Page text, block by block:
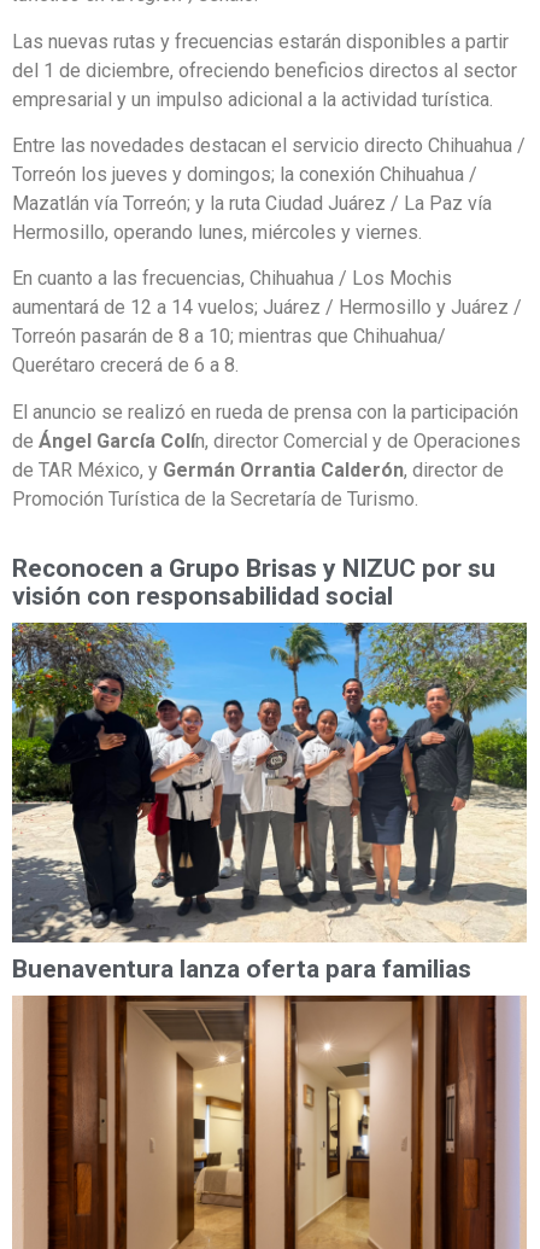
Las nuevas rutas y frecuencias estarán disponibles a partir
del 1 de diciembre, ofreciendo beneficios directos al sector
empresarial y un impulso adicional a la actividad turística.
Entre las novedades destacan el servicio directo Chihuahua /
Torreón los jueves y domingos; la conexión Chihuahua /
Mazatlán vía Torreón; y la ruta Ciudad Juárez / La Paz vía
Hermosillo, operando lunes, miércoles y viernes.
En cuanto a las frecuencias, Chihuahua / Los Mochis
aumentará de 12 a 14 vuelos; Juárez / Hermosillo y Juárez /
Torreón pasarán de 8 a 10; mientras que Chihuahua/
Querétaro crecerá de 6 a 8.
El anuncio se realizó en rueda de prensa con la participación
de Ángel García Colín, director Comercial y de Operaciones
de TAR México, y Germán Orrantia Calderón, director de
Promoción Turística de la Secretaría de Turismo.
Reconocen a Grupo Brisas y NIZUC por su
visión con responsabilidad social
Buenaventura lanza oferta para familias